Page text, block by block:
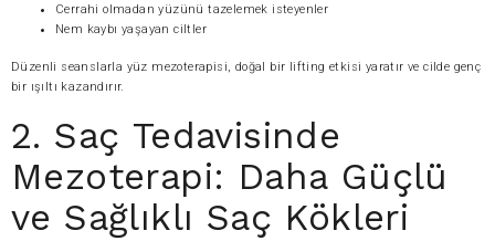
Cerrahi olmadan yüzünü tazelemek isteyenler
Nem kaybı yaşayan ciltler
Düzenli seanslarla yüz mezoterapisi, doğal bir lifting etkisi yaratır ve cilde genç
bir ışıltı kazandırır.
2. Saç Tedavisinde
Mezoterapi: Daha Güçlü
ve Sağlıklı Saç Kökleri